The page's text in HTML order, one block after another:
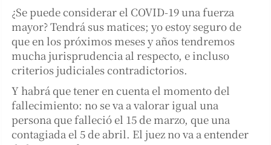
¿Se puede considerar el COVID-19 una fuerza
mayor? Tendrá sus matices; yo estoy seguro de
que en los próximos meses y años tendremos
mucha jurisprudencia al respecto, e incluso
criterios judiciales contradictorios.
Y habrá que tener en cuenta el momento del
fallecimiento: no se va a valorar igual una
persona que falleció el 15 de marzo, que una
contagiada el 5 de abril. El juez no va a entender